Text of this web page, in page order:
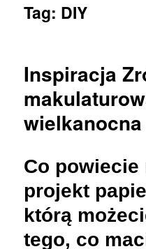
Tag: DIY
Inspiracja
wielkanocna
Co powiecie
projekt
którą
tego, co